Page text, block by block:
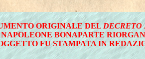
ORIGINALE DELDECRETO
BONAPARTE
FU STAMPATA IN